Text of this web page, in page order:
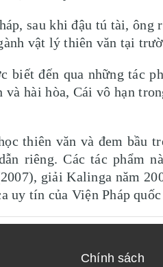
sau khi đậu tú tài,
vật lý thiên văn tại
biết đến qua những tác
hài hòa, Cái vô hạn
thiên văn và đem
riêng. Các tác phẩm
giải Kalinga năm
tín của Viện Pháp
Chính sách